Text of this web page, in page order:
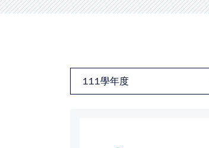
裁判
最新消息